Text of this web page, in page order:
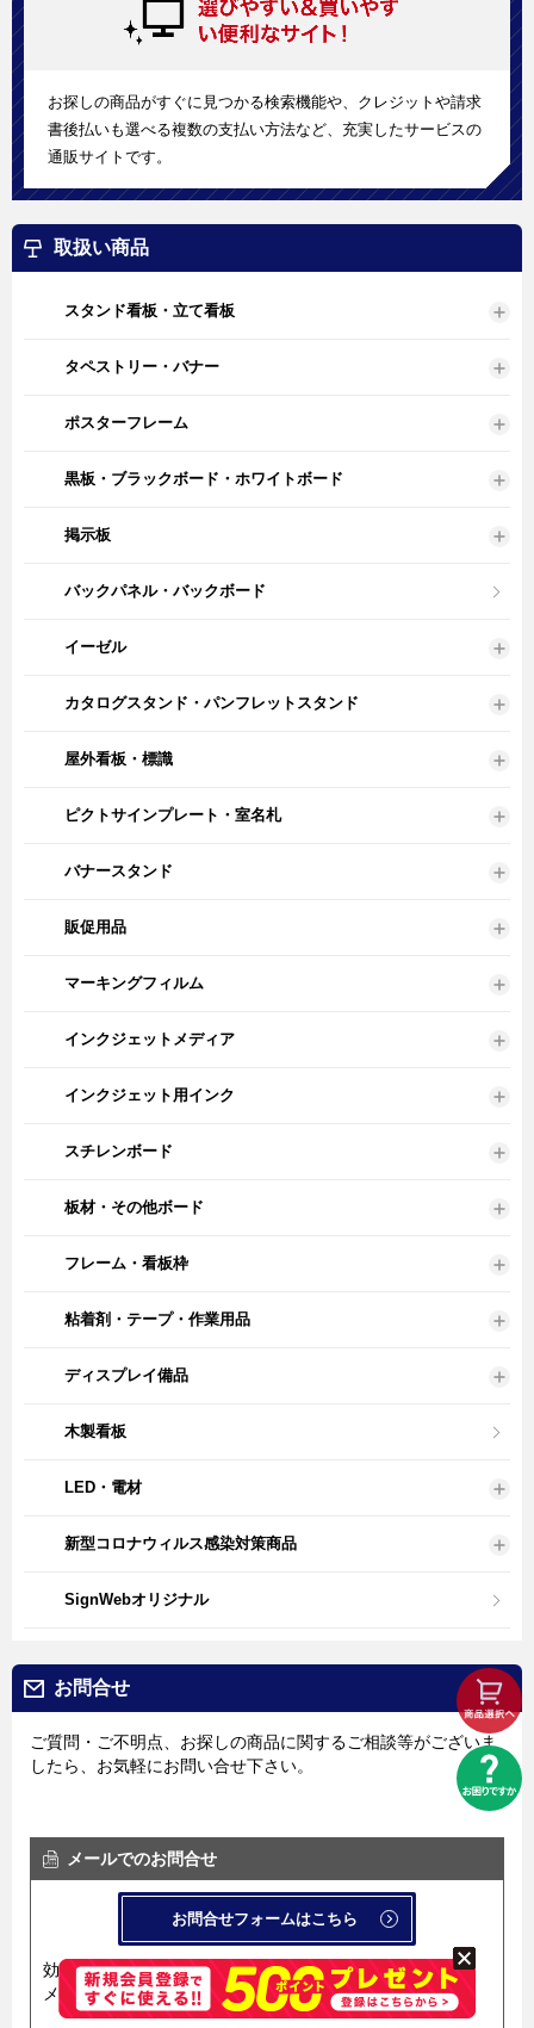
お探しの商品がすぐに見つかる検索機能や、クレジットや請求
書後払いも選べる複数の支払い方法など、充実したサービスの
通販サイトです。
取扱い商品
スタンド看板・立て看板
タペストリー・バナー
ポスターフレーム
黒板・ブラックボード・ホワイトボード
掲示板
バックパネル・バックボード
イーゼル
カタログスタンド・パンフレットスタンド
屋外看板・標識
ピクトサインプレート・室名札
バナースタンド
販促用品
マーキングフィルム
インクジェットメディア
インクジェット用インク
スチレンボード
板材・その他ボード
フレーム・看板枠
粘着剤・テープ・作業用品
ディスプレイ備品
木製看板
LED・電材
新型コロナウィルス感染対策商品
SignWebオリジナル
お問合せ
ご質問・ご不明点、お探しの商品に関するご相談等がございま
したら、お気軽にお問い合せ下さい。
メールでのお問合せ
お問合せフォームはこちら
効率良く迅速にお答えするため、
メール問い合せ用フォームを導入しています。